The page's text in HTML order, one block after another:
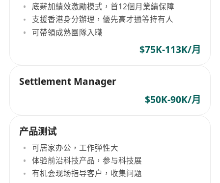
底薪加績效激勵模式，首12個月業績保障
支援香港身分辦理，優先高才通等持有人
可帶領成熟團隊入職
$75K-113K/月
Settlement Manager
$50K-90K/月
产品测试
可居家办公，工作弹性大
体验前沿科技产品，参与科技展
有机会现场指导客户，收集问题